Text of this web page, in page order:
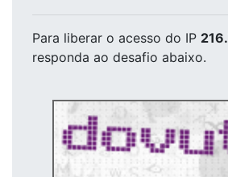
Para liberar o acesso do IP
responda ao desafio abaixo.